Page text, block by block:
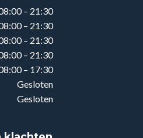
– 21:30
– 21:30
– 21:30
– 21:30
– 17:30
Gesloten
Gesloten